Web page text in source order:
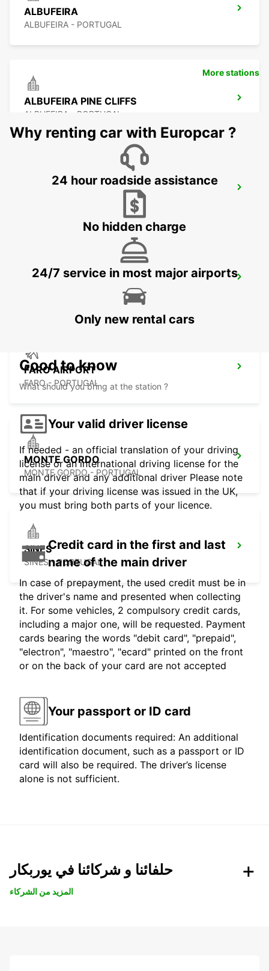
ALBUFEIRA
ALBUFEIRA - PORTUGAL
ALBUFEIRA PINE CLIFFS
ALBUFEIRA - PORTUGAL
FARO MONTENEGRO
FARO AIRPORT
FARO - PORTUGAL
MONTE GORDO
MONTE GORDO - PORTUGAL
SINES
SINES - PORTUGAL
More stations
Why renting car with Europcar ?
24 hour roadside assistance
No hidden charge
24/7 service in most major airports
Only new rental cars
Good to know
What should you bring at the station ?
Your valid driver license
If needed - an official translation of your driving
license or an international driving license for the
main driver and any additional driver Please note
that if your driving license was issued in the UK,
you must bring both parts of your licence.
Credit card in the first and last
name of the main driver
In case of prepayment, the used credit must be in
the driver's name and presented when collecting
it. For some vehicles, 2 compulsory credit cards,
including a major one, will be requested. Payment
cards bearing the words "debit card", "prepaid",
"electron", "maestro", "ecard" printed on the front
or on the back of your card are not accepted
Your passport or ID card
Identification documents required: An additional
identification document, such as a passport or ID
card will also be required. The driver’s license
alone is not sufficient.
حلفائنا و شركائنا في يوربكار
المزيد من الشركاء